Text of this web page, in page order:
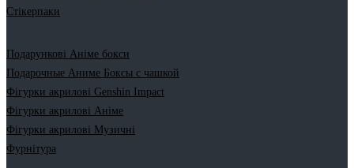
Стікерпаки
Подарункові Аніме бокси
Подарочные Аниме Боксы с чашкой
Фігурки акрилові Genshin Impact
Фігурки акрилові Аніме
Фігурки акрилові Музичні
Фурнітура